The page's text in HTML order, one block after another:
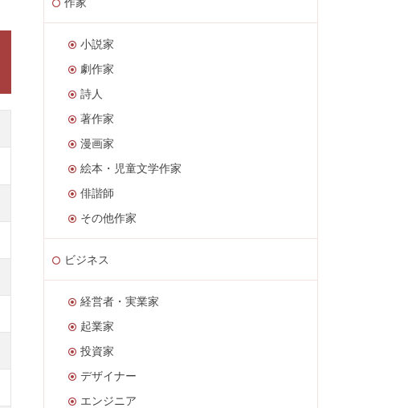
小説家
劇作家
詩人
著作家
漫画家
絵本・児童文学作家
俳諧師
その他作家
ビジネス
経営者・実業家
起業家
投資家
デザイナー
エンジニア